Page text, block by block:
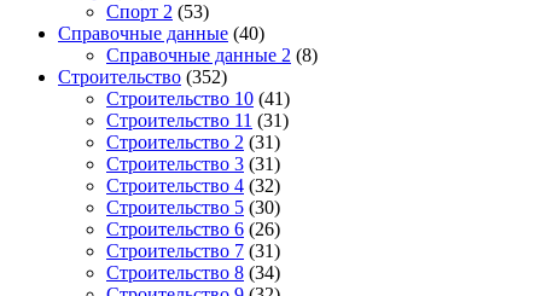
Спорт 2 (53)
Справочные данные (40)
Справочные данные 2 (8)
Строительство (352)
Строительство 10 (41)
Строительство 11 (31)
Строительство 2 (31)
Строительство 3 (31)
Строительство 4 (32)
Строительство 5 (30)
Строительство 6 (26)
Строительство 7 (31)
Строительство 8 (34)